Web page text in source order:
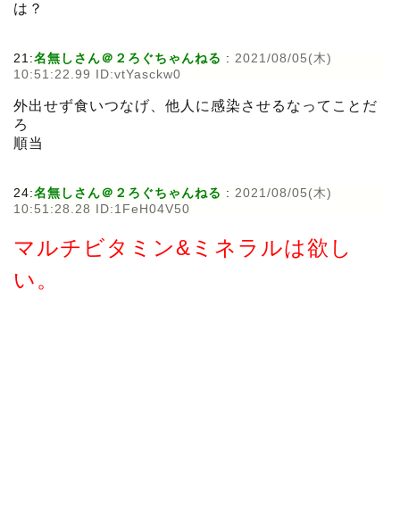
は？
21:名無しさん＠２ろぐちゃんねる : 2021/08/05(木)
10:51:22.99 ID:vtYasckw0
外出せず食いつなげ、他人に感染させるなってことだ
ろ
順当
24:名無しさん＠２ろぐちゃんねる : 2021/08/05(木)
10:51:28.28 ID:1FeH04V50
マルチビタミン&ミネラルは欲し
い。